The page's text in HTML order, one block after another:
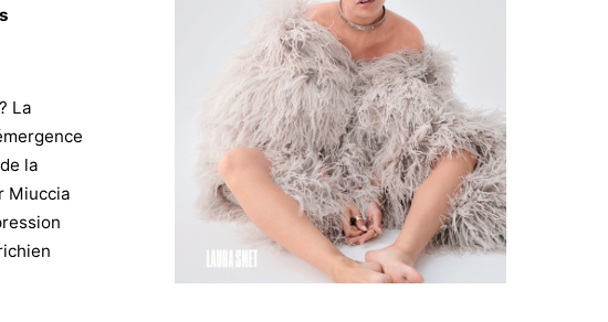
La
la
Miuccia